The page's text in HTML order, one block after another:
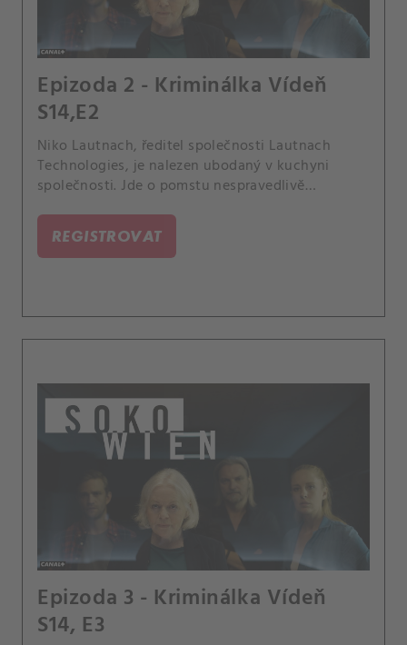
Epizoda 2 - Kriminálka Vídeň
S14,E2
Niko Lautnach, ředitel společnosti Lautnach
Technologies, je nalezen ubodaný v kuchyni
společnosti. Jde o pomstu nespravedlivě
vztah?.
REGISTROVAT
Epizoda 3 - Kriminálka Vídeň
S14, E3